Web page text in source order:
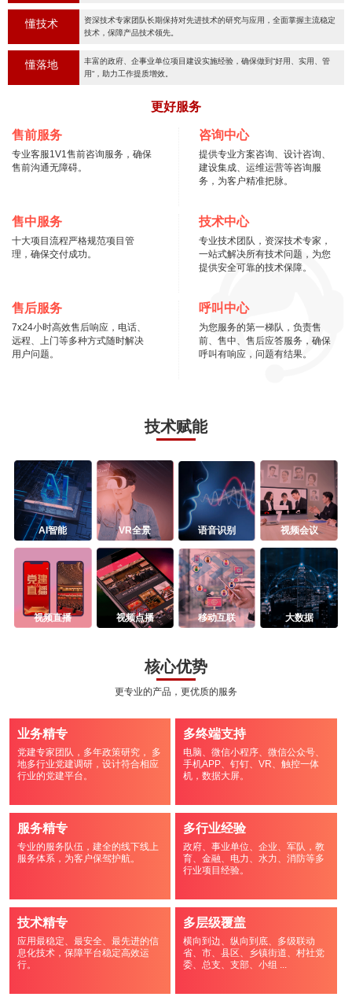
懂技术
资深技术专家团队长期保持对先进技术的研究与应用，全面掌握主流稳定
技术，保障产品技术领先。
懂落地
丰富的政府、企事业单位项目建设实施经验，确保做到“好用、实用、管
用“，助力工作提质增效。
更好服务
售前服务
专业客服1V1售前咨询服务，确保
售前沟通无障碍。
咨询中心
提供专业方案咨询、设计咨询、
建设集成、运维运营等咨询服
务，为客户精准把脉。
售中服务
十大项目流程严格规范项目管
理，确保交付成功。
技术中心
专业技术团队，资深技术专家，
一站式解决所有技术问题，为您
提供安全可靠的技术保障。
售后服务
7x24小时高效售后响应，电话、
远程、上门等多种方式随时解决
用户问题。
呼叫中心
为您服务的第一梯队，负责售
前、售中、售后应答服务，确保
呼叫有响应，问题有结果。
技术赋能
AI智能 VR全景 语音识别 视频会议
视频直播 视频点播 移动互联 大数据
核心优势
更专业的产品，更优质的服务
业务精专
党建专家团队，多年政策研究， 多
地多行业党建调研，设计符合相应
行业的党建平台。
多终端支持
电脑、微信小程序、微信公众号、
手机APP、钉钉、VR、触控一体
机，数据大屏。
服务精专
专业的服务队伍，建全的线下线上
服务体系，为客户保驾护航。
多行业经验
政府、事业单位、企业、军队，教
育、金融、电力、水力、消防等多
行业项目经验。
技术精专
应用最稳定、最安全、最先进的信
息化技术，保障平台稳定高效运
行。
多层级覆盖
横向到边、纵向到底、多级联动
省、市、县区、乡镇街道、村社党
委、总支、支部、小组 ...